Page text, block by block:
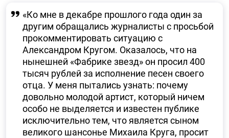
«Ко мне в декабре прошлого года один за
другим обращались журналисты с просьбой
прокомментировать ситуацию с
Александром Кругом. Оказалось, что на
нынешней «Фабрике звезд» он просил 400
тысяч рублей за исполнение песен своего
отца. У меня пытались узнать: почему
довольно молодой артист, который ничем
особо не выделяется и известен публике
исключительно тем, что является сыном
великого шансонье Михаила Круга, просит